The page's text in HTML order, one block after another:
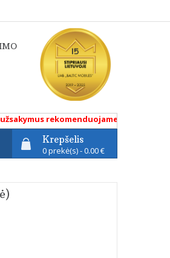
rekomenduojame atlikti
Krepšelis
0 prekė(s) - 0.00 €